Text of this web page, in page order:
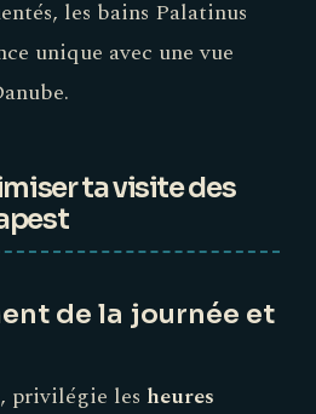
les bains Palatinus
unique avec une vue
ta visite des
de la journée et
privilégie les heures